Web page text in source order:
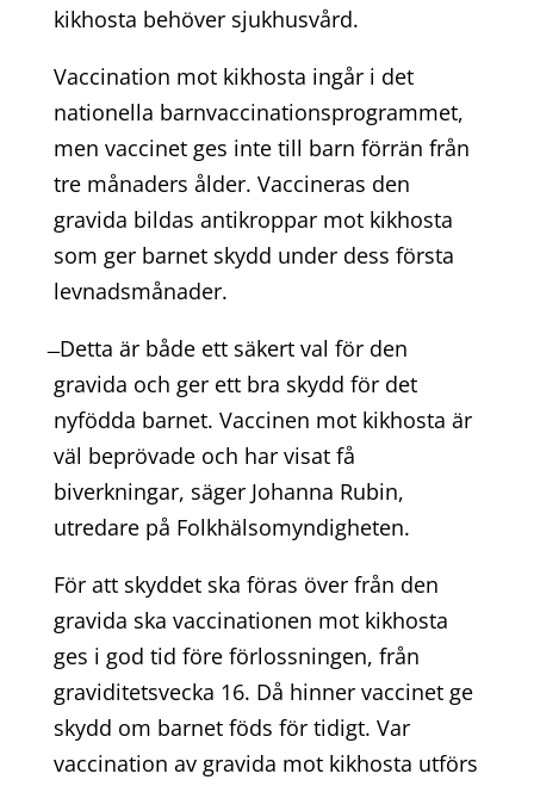
kikhosta behöver sjukhusvård.
Vaccination mot kikhosta ingår i det
nationella barnvaccinationsprogrammet,
men vaccinet ges inte till barn förrän från
tre månaders ålder. Vaccineras den
gravida bildas antikroppar mot kikhosta
som ger barnet skydd under dess första
levnadsmånader.
̶ Detta är både ett säkert val för den
gravida och ger ett bra skydd för det
nyfödda barnet. Vaccinen mot kikhosta är
väl beprövade och har visat få
biverkningar, säger Johanna Rubin,
utredare på Folkhälsomyndigheten.
För att skyddet ska föras över från den
gravida ska vaccinationen mot kikhosta
ges i god tid före förlossningen, från
graviditetsvecka 16. Då hinner vaccinet ge
skydd om barnet föds för tidigt. Var
vaccination av gravida mot kikhosta utförs